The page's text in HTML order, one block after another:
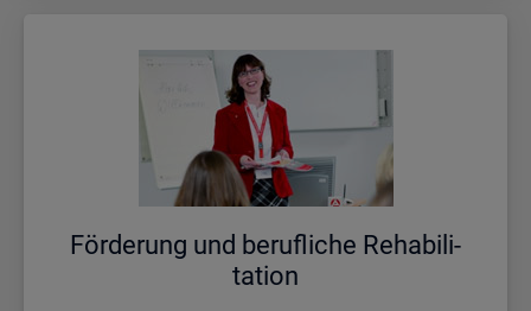
För­de­rung und be­ruf­li­che Re­ha­bi­li­
ta­ti­on